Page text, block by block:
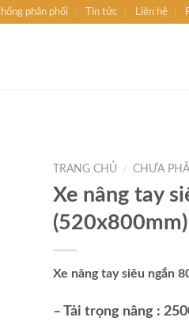
phân phối Tin tức Liên hệ
TRANG CHỦ / CHƯA
Xe nâng tay
Xe nâng tay siêu ngắn
– Tải trọng nâng :